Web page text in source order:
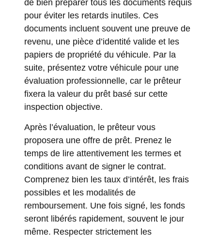
de bien préparer tous les documents requis
pour éviter les retards inutiles. Ces
documents incluent souvent une preuve de
revenu, une pièce d’identité valide et les
papiers de propriété du véhicule. Par la
suite, présentez votre véhicule pour une
évaluation professionnelle, car le prêteur
fixera la valeur du prêt basé sur cette
inspection objective.
Après l’évaluation, le prêteur vous
proposera une offre de prêt. Prenez le
temps de lire attentivement les termes et
conditions avant de signer le contrat.
Comprenez bien les taux d’intérêt, les frais
possibles et les modalités de
remboursement. Une fois signé, les fonds
seront libérés rapidement, souvent le jour
même. Respecter strictement les